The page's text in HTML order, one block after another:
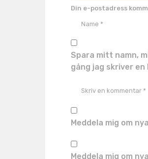
Din e-postadress
Spara mitt namn,
gång jag skriver en
Meddela mig om
Meddela mig om